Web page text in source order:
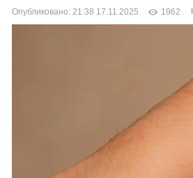
Опубликовано: 21:38 17.11.2025 1962